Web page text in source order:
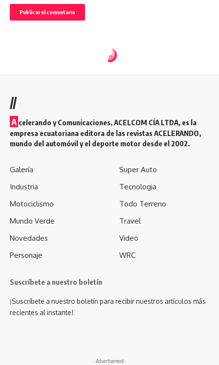
//
A celerando y Comunicaciones, ACELCOM CÍA LTDA, es la
empresa ecuatoriana editora de las revistas ACELERANDO,
mundo del automóvil y el deporte motor desde el 2002.
Galería
Industria
Motociclismo
Mundo Verde
Novedades
Personaje
Super Auto
Tecnologia
Todo Terreno
Travel
Video
WRC
Suscríbete a nuestro boletín
¡Suscríbete a nuestro boletín para recibir nuestros artículos más
recientes al instante!
- Advertisement -